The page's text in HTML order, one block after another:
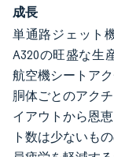
成長
単通路ジェット
A320の旺盛な生
航空機シートア
胴体ごとのアク
イアウトから恩
ト数は少ないも